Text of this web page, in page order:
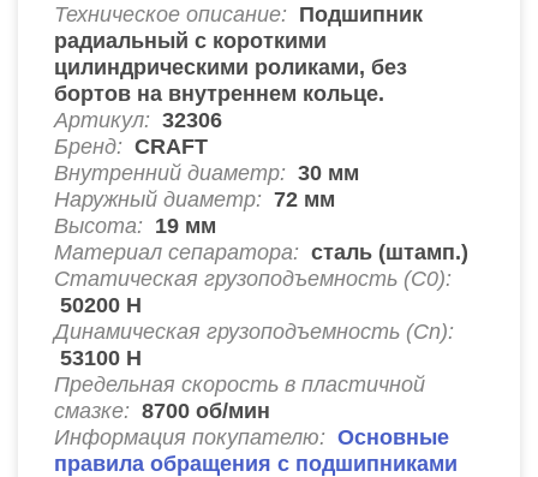
Техническое описание: Подшипник
радиальный c короткими
цилиндрическими роликами, без
бортов на внутреннем кольце.
Артикул: 32306
Бренд: CRAFT
Внутренний диаметр: 30 мм
Наружный диаметр: 72 мм
Высота: 19 мм
Материал сепаратора: сталь (штамп.)
Статическая грузоподъемность (C0):
50200 Н
Динамическая грузоподъемность (Cn):
53100 Н
Предельная скорость в пластичной
смазке: 8700 об/мин
Информация покупателю: Основные
правила обращения с подшипниками